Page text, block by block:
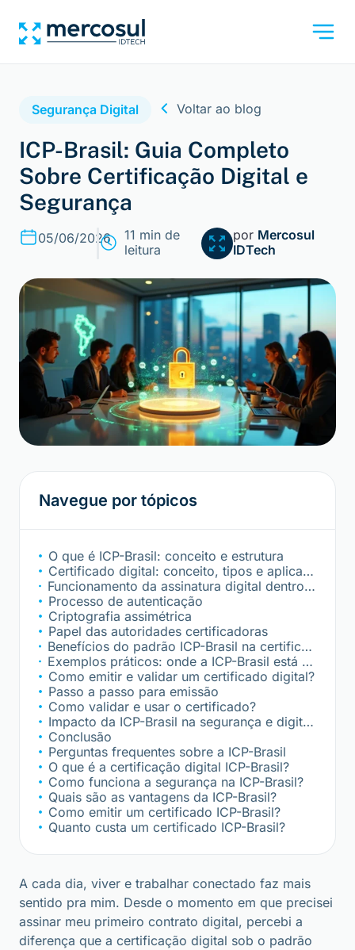
Segurança Digital Voltar ao blog
ICP-Brasil: Guia Completo
Sobre Certificação Digital e
Segurança
por Mercosul
IDTech
05/06/2026
11 min de
leitura
Navegue por tópicos
O que é ICP-Brasil: conceito e estrutura
Certificado digital: conceito, tipos e aplicações
Funcionamento da assinatura digital dentro do padrão ICP-Brasil
Processo de autenticação
Criptografia assimétrica
Papel das autoridades certificadoras
Benefícios do padrão ICP-Brasil na certificação digital
Exemplos práticos: onde a ICP-Brasil está no nosso cotidiano?
Como emitir e validar um certificado digital?
Passo a passo para emissão
Como validar e usar o certificado?
Impacto da ICP-Brasil na segurança e digitalização
Conclusão
Perguntas frequentes sobre a ICP-Brasil
O que é a certificação digital ICP-Brasil?
Como funciona a segurança na ICP-Brasil?
Quais são as vantagens da ICP-Brasil?
Como emitir um certificado ICP-Brasil?
Quanto custa um certificado ICP-Brasil?
A cada dia, viver e trabalhar conectado faz mais
sentido pra mim. Desde o momento em que precisei
assinar meu primeiro contrato digital, percebi a
diferença que a certificação digital sob o padrão